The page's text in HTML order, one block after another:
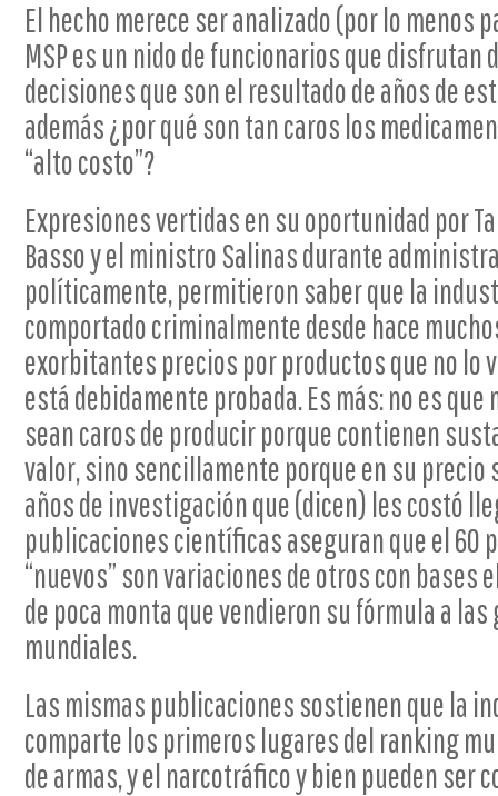
El hecho merece ser analizado (por lo menos
MSP es un nido de funcionarios que disfrutan
decisiones que son el resultado de años de
además ¿por qué son tan caros los
“alto costo”?
Expresiones vertidas en su oportunidad por
Basso y el ministro Salinas durante
políticamente, permitieron saber que la
comportado criminalmente desde hace
exorbitantes precios por productos que no lo
está debidamente probada. Es más: no es
sean caros de producir porque contienen
valor, sino sencillamente porque en su precio
años de investigación que (dicen) les costó
publicaciones científicas aseguran que el 60
“nuevos” son variaciones de otros con
de poca monta que vendieron su fórmula a
mundiales.
Las mismas publicaciones sostienen que la
comparte los primeros lugares del ranking
de armas, y el narcotráfico y bien pueden ser